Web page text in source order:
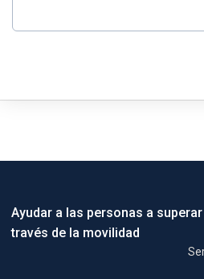
Ayudar a las personas a
través de la movilidad